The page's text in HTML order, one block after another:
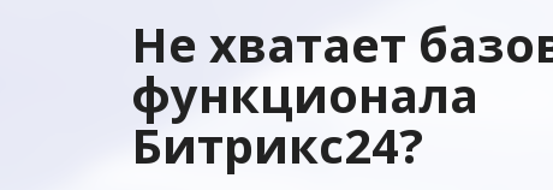
Не хватает
функционала
Битрикс24?